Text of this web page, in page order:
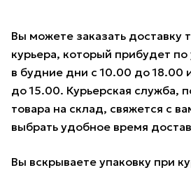
Вы можете заказать доставку
курьера, который прибудет
в будние дни с 10.00 до 18.00
до 15.00. Курьерская служба,
товара на склад, свяжется с
выбрать удобное время
Вы вскрываете упаковку при